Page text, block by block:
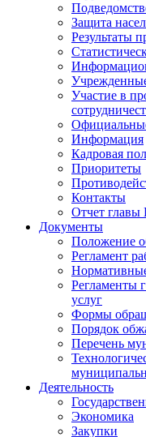
Защита
Результаты
Участие в
Информация
Кадровая
Приоритеты
Контакты
Отчет главы
Документы
Положение
Регламент
Регламенты
услуг
Формы
Порядок
Перечень
Деятельность
Экономика
Закупки